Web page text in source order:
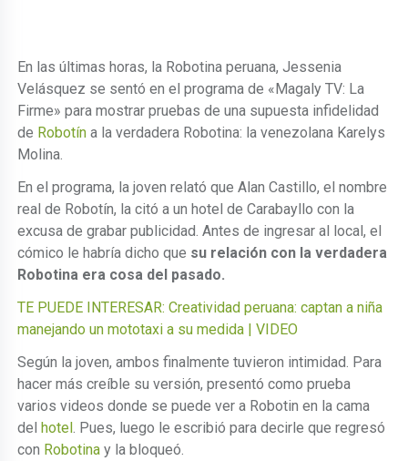
En las últimas horas, la Robotina peruana, Jessenia
Velásquez se sentó en el programa de «Magaly TV: La
Firme» para mostrar pruebas de una supuesta infidelidad
de Robotín a la verdadera Robotina: la venezolana Karelys
Molina.
En el programa, la joven relató que Alan Castillo, el nombre
real de Robotín, la citó a un hotel de Carabayllo con la
excusa de grabar publicidad. Antes de ingresar al local, el
cómico le habría dicho que su relación con la verdadera
Robotina era cosa del pasado.
TE PUEDE INTERESAR: Creatividad peruana: captan a niña
manejando un mototaxi a su medida | VIDEO
Según la joven, ambos finalmente tuvieron intimidad. Para
hacer más creíble su versión, presentó como prueba
varios videos donde se puede ver a Robotin en la cama
delhotel . Pues, luego le escribió para decirle que regresó
con Robotina y la bloqueó.